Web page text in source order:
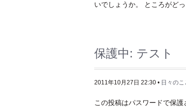
いでしょうか。 ところがどっ
保護中: テスト
2011年10月27日 22:30 • 日々のこ
この投稿はパスワードで保護